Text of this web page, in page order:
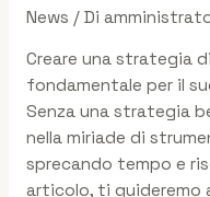
News / Di
Creare una strategia
fondamentale per il
Senza una strategia
nella miriade di
sprecando tempo e
articolo, ti guideremo